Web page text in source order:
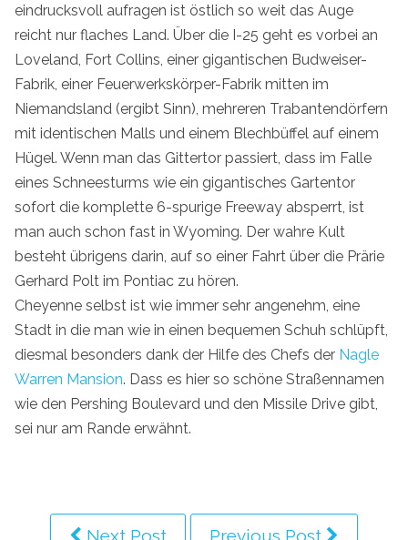
eindrucksvoll aufragen ist östlich so weit das Auge
reicht nur flaches Land. Über die I-25 geht es vorbei an
Loveland, Fort Collins, einer gigantischen Budweiser-
Fabrik, einer Feuerwerkskörper-Fabrik mitten im
Niemandsland (ergibt Sinn), mehreren Trabantendörfern
mit identischen Malls und einem Blechbüffel auf einem
Hügel. Wenn man das Gittertor passiert, dass im Falle
eines Schneesturms wie ein gigantisches Gartentor
sofort die komplette 6-spurige Freeway absperrt, ist
man auch schon fast in Wyoming. Der wahre Kult
besteht übrigens darin, auf so einer Fahrt über die Prärie
Gerhard Polt im Pontiac zu hören.
Cheyenne selbst ist wie immer sehr angenehm, eine
Stadt in die man wie in einen bequemen Schuh schlüpft,
diesmal besonders dank der Hilfe des Chefs der Nagle
Warren Mansion. Dass es hier so schöne Straßennamen
wie den Pershing Boulevard und den Missile Drive gibt,
sei nur am Rande erwähnt.
Next Post Previous Post